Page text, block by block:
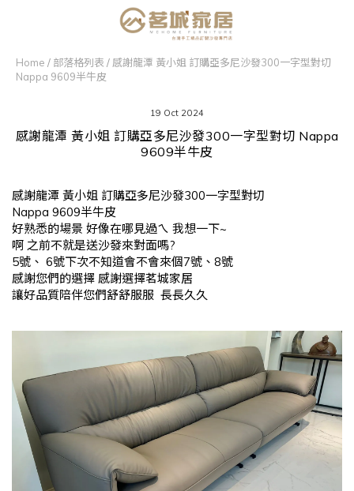
Home / 部落格列表 / 感謝龍潭 黃小姐 訂購亞多尼沙發300一字型對切
Nappa 9609半牛皮
19 Oct 2024
感謝龍潭 黃小姐 訂購亞多尼沙發300一字型對切 Nappa
9609半牛皮
感謝龍潭 黃小姐 訂購亞多尼沙發300一字型對切
Nappa 9609半牛皮
好熟悉的場景 好像在哪見過ㄟ 我想一下~
啊 之前不就是送沙發來對面嗎?
5號、 6號下次不知道會不會來個7號、8號
感謝您們的選擇 感謝選擇茗城家居
讓好品質陪伴您們舒舒服服 長長久久